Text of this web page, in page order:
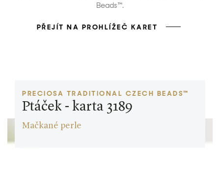
Beads™.
PŘEJÍT NA PROHLÍŽEČ KARET
PRECIOSA TRADITIONAL CZECH BEADS™
Ptáček - karta 3189
Mačkané perle